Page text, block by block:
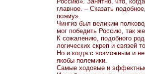
главное. – Сказать
поэму».
Чингиз был великим
мог победить Россию, так
К сожалению, подобного
логических скреп и связей
Но и когда с возможным и
якобы полемики.
Самые ходовые и